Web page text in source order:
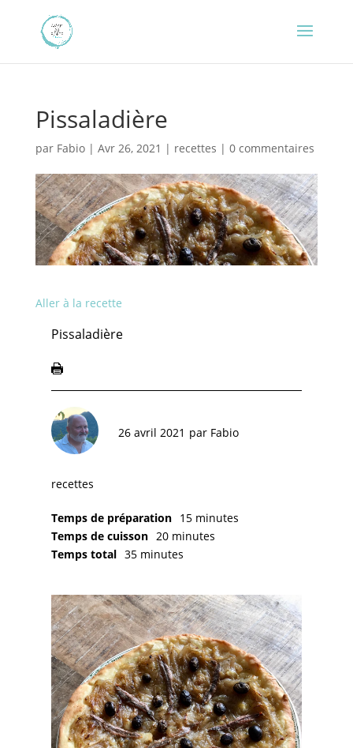
Pissaladière
par Fabio| Avr 26, 2021 | recettes | 0 commentaires
Aller à la recette
Pissaladière
26 avril 2021 par Fabio
recettes
Temps de préparation 15 minutes
Temps de cuisson 20 minutes
Temps total 35 minutes